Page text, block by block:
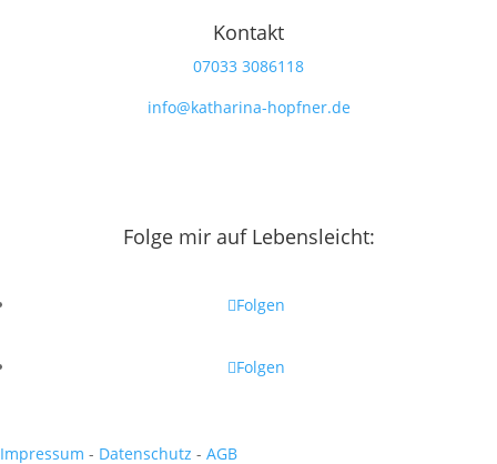
Kontakt
‭07033 3086118‬
info@katharina-hopfner.de
Folge mir auf Lebensleicht:
Folgen
Folgen
Impressum - Datenschutz - AGB